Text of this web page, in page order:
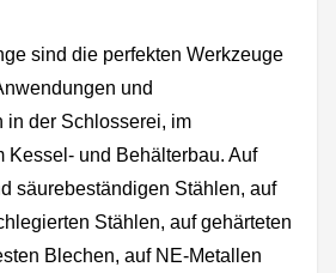
sind die perfekten Werkzeuge
und
in der Schlosserei, im
Kessel- und Behälterbau. Auf
säurebeständigen Stählen, auf
Stählen, auf gehärteten
Blechen, auf NE-Metallen